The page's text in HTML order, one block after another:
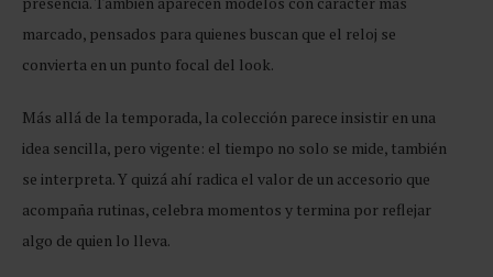
marcado, pensados para quienes buscan que el reloj se
convierta en un punto focal del look.
Más allá de la temporada, la colección parece insistir en una
idea sencilla, pero vigente: el tiempo no solo se mide, también
se interpreta. Y quizá ahí radica el valor de un accesorio que
acompaña rutinas, celebra momentos y termina por reflejar
algo de quien lo lleva.